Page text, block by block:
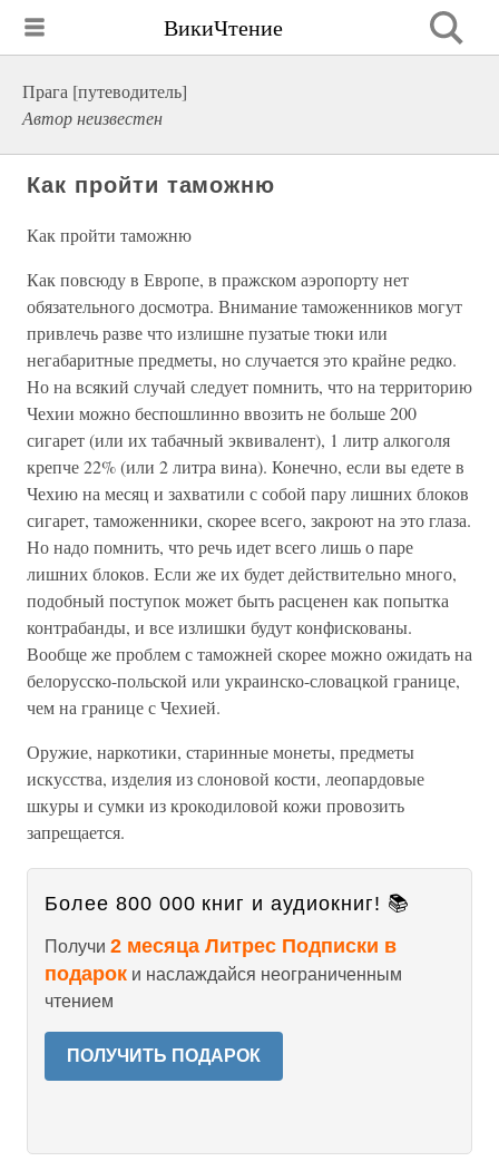
ВикиЧтение
Прага [путеводитель]
Автор неизвестен
Как пройти таможню
Как пройти таможню
Как повсюду в Европе, в пражском аэропорту нет
обязательного досмотра. Внимание таможенников могут
привлечь разве что излишне пузатые тюки или
негабаритные предметы, но случается это крайне редко.
Но на всякий случай следует помнить, что на территорию
Чехии можно беспошлинно ввозить не больше 200
сигарет (или их табачный эквивалент), 1 литр алкоголя
крепче 22% (или 2 литра вина). Конечно, если вы едете в
Чехию на месяц и захватили с собой пару лишних блоков
сигарет, таможенники, скорее всего, закроют на это глаза.
Но надо помнить, что речь идет всего лишь о паре
лишних блоков. Если же их будет действительно много,
подобный поступок может быть расценен как попытка
контрабанды, и все излишки будут конфискованы.
Вообще же проблем с таможней скорее можно ожидать на
белорусско-польской или украинско-словацкой границе,
чем на границе с Чехией.
Оружие, наркотики, старинные монеты, предметы
искусства, изделия из слоновой кости, леопардовые
шкуры и сумки из крокодиловой кожи провозить
запрещается.
Более 800 000 книг и аудиокниг! 📚
Получи 2 месяца Литрес Подписки в
подарок и наслаждайся неограниченным
чтением
ПОЛУЧИТЬ ПОДАРОК